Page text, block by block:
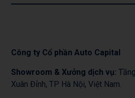
Công ty Cổ phần Auto Capital
Showroom & Xưởng dịch vụ:
Xuân Đỉnh, TP Hà Nội, Việt Nam.